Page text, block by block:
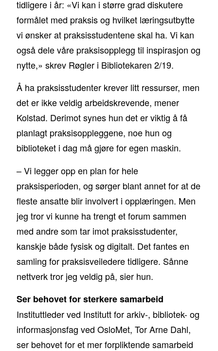
tidligere i år: «Vi kan i større grad diskutere
formålet med praksis og hvilket læringsutbytte
vi ønsker at praksisstudentene skal ha. Vi kan
også dele våre praksisopplegg til inspirasjon og
nytte,» skrev Røgler i Bibliotekaren 2/19.
Å ha praksisstudenter krever litt ressurser, men
det er ikke veldig arbeidskrevende, mener
Kolstad. Derimot synes hun det er viktig å få
planlagt praksisoppleggene, noe hun og
biblioteket i dag må gjøre for egen maskin.
– Vi legger opp en plan for hele
praksisperioden, og sørger blant annet for at de
fleste ansatte blir involvert i opplæringen. Men
jeg tror vi kunne ha trengt et forum sammen
med andre som tar imot praksisstudenter,
kanskje både fysisk og digitalt. Det fantes en
samling for praksisveiledere tidligere. Sånne
nettverk tror jeg veldig på, sier hun.
Ser behovet for sterkere samarbeid
Instituttleder ved Institutt for arkiv-, bibliotek- og
informasjonsfag ved OsloMet, Tor Arne Dahl,
ser behovet for et mer forpliktende samarbeid